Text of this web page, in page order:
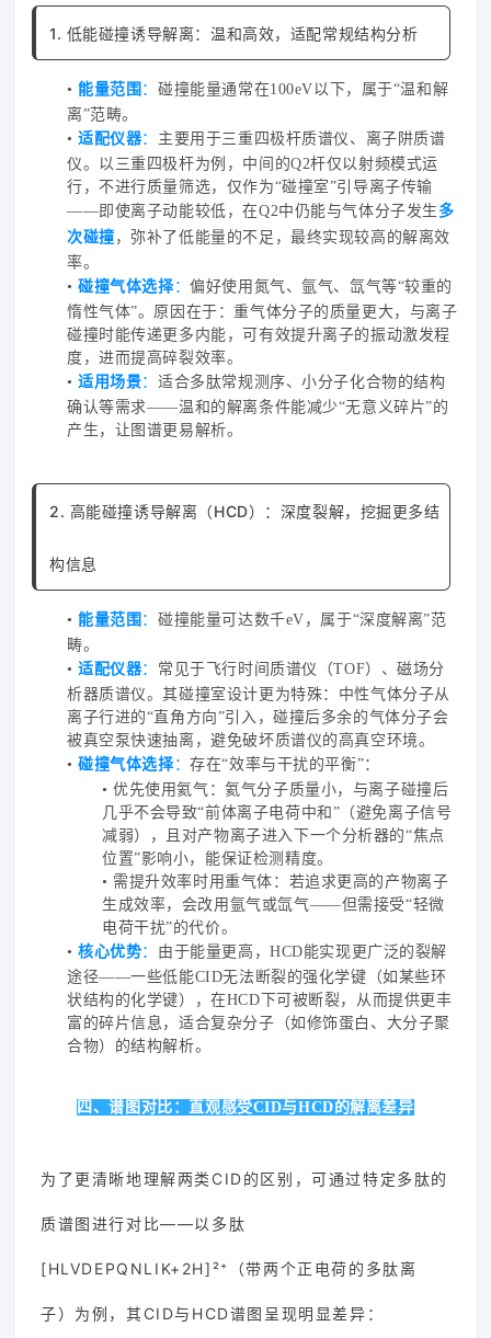
1. 低能碰撞诱导解离：温和高效，适配常规结构分析
•能量范围 ：碰撞能量通常在100eV以下，属于“温和解
离”范畴。
•适配仪器： 主要用于三重四极杆质谱仪、离子阱质谱
仪。以三重四极杆为例，中间的Q2杆仅以射频模式运
行，不进行质量筛选，仅作为“碰撞室”引导离子传输
——即使离子动能较低，在Q2中仍能与气体分子发生 多
次碰撞 ，弥补了低能量的不足，最终实现较高的解离效
率。
•碰撞气体选择：偏好使用氮气、氩气、氙气等“较重的
惰性气体”。原因在于：重气体分子的质量更大，与离子
碰撞时能传递更多内能，可有效提升离子的振动激发程
度，进而提高碎裂效率。
•适用场景：适合多肽常规测序、小分子化合物的结构
确认等需求——温和的解离条件能减少“无意义碎片”的
产生，让图谱更易解析。
2. 高能碰撞诱导解离（HCD）：深度裂解，挖掘更多结
构信息
•能量范围 ：碰撞能量可达数千eV，属于“深度解离”范
畴。
•适配仪器： 常见于飞行时间质谱仪（TOF）、磁场分
析器质谱仪。其碰撞室设计更为特殊：中性气体分子从
离子行进的“直角方向”引入，碰撞后多余的气体分子会
被真空泵快速抽离，避免破坏质谱仪的高真空环境。
•碰撞气体选择：存在“效率与干扰的平衡”：
• 优先使用氦气：氦气分子质量小，与离子碰撞后
几乎不会导致“前体离子电荷中和”（避免离子信号
减弱），且对产物离子进入下一个分析器的“焦点
位置”影响小，能保证检测精度。
• 需提升效率时用重气体：若追求更高的产物离子
生成效率，会改用氩气或氙气——但需接受“轻微
电荷干扰”的代价。
•核心优势： 由于能量更高，HCD能实现更广泛的裂解
途径——一些低能CID无法断裂的强化学键（如某些环
状结构的化学键），在HCD下可被断裂，从而提供更丰
富的碎片信息，适合复杂分子（如修饰蛋白、大分子聚
合物）的结构解析。
四、谱图对比：直观感受CID与HCD的解离差异
为了更清晰地理解两类CID的区别，可通过特定多肽的
质谱图进行对比——以多肽
[HLVDEPQNLIK+2H]²⁺（带两个正电荷的多肽离
子）为例，其CID与HCD谱图呈现明显差异：